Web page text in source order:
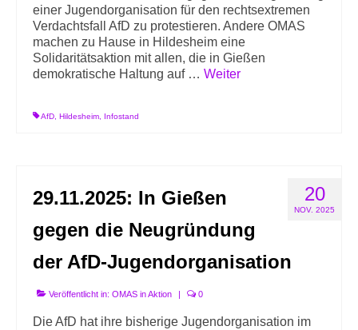
einer Jugendorganisation für den rechtsextremen
Verdachtsfall AfD zu protestieren. Andere OMAS
machen zu Hause in Hildesheim eine
Solidaritätsaktion mit allen, die in Gießen
demokratische Haltung auf … Weiter
AfD Hildesheim Infostand
20
NOV. 2025
29.11.2025: In Gießen
gegen die Neugründung
der AfD-Jugendorganisation
Veröffentlicht in: OMAS in Aktion | 0
Die AfD hat ihre bisherige Jugendorganisation im